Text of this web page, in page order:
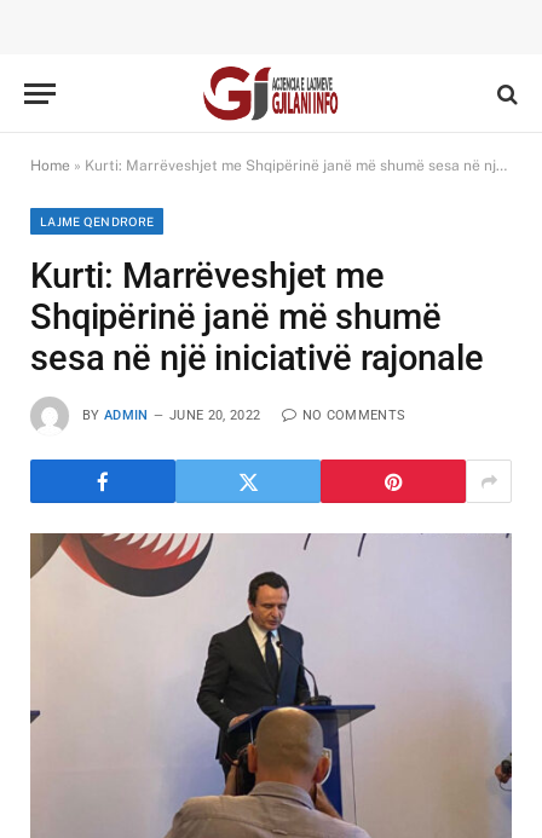
Home » Kurti: Marrëveshjet me Shqipërinë janë më shumë sesa në një iniciativë rajonale
LAJME QENDRORE
Kurti: Marrëveshjet me
Shqipërinë janë më shumë
sesa në një iniciativë rajonale
BY ADMIN JUNE 20, 2022 NO COMMENTS